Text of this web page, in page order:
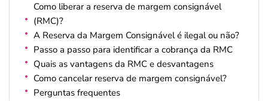
Como liberar a reserva de margem consignável
(RMC)?
A Reserva da Margem Consignável é ilegal ou não?
Passo a passo para identificar a cobrança da RMC
Quais as vantagens da RMC e desvantagens
Como cancelar reserva de margem consignável?
Perguntas frequentes